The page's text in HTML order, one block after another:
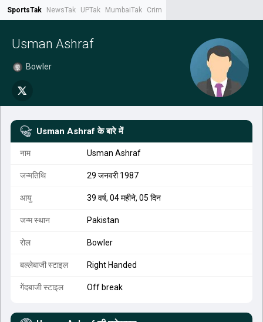
SportsTak NewsTak UPTak MumbaiTak CrimeTak
Usman Ashraf
Bowler
Usman Ashraf के बारे में
नाम Usman Ashraf
जन्मतिथि 29 जनवरी 1987
आयु 39 वर्ष, 04 महीने, 05 दिन
जन्म स्थान Pakistan
रोल Bowler
बल्लेबाजी स्टाइल Right Handed
गेंदबाजी स्टाइल Off break